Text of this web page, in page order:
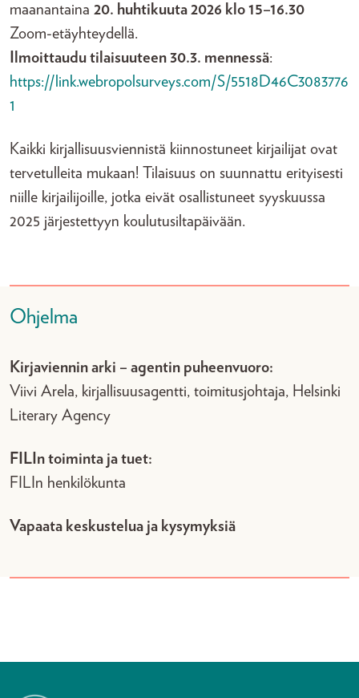
maanantaina 20. huhtikuuta 2026 klo 15–16.30
Zoom-etäyhteydellä.
Ilmoittaudu tilaisuuteen 30.3. mennessä:
https://link.webropolsurveys.com/S/5518D46C3083776
1
Kaikki kirjallisuusviennistä kiinnostuneet kirjailijat ovat
tervetulleita mukaan! Tilaisuus on suunnattu erityisesti
niille kirjailijoille, jotka eivät osallistuneet syyskuussa
2025 järjestettyyn koulutusiltapäivään.
Ohjelma
Kirjaviennin arki – agentin puheenvuoro:
Viivi Arela, kirjallisuusagentti, toimitusjohtaja, Helsinki
Literary Agency
FILIn toiminta ja tuet:
FILIn henkilökunta
Vapaata keskustelua ja kysymyksiä